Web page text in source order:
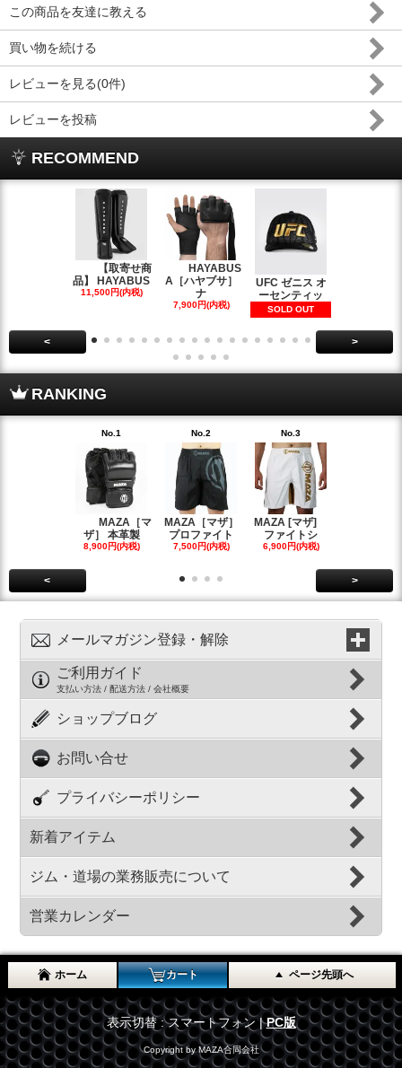
この商品を友達に教える
買い物を続ける
レビューを見る(0件)
レビューを投稿
RECOMMEND
【取寄せ商
品】 HAYABUS
11,500円(内税)
HAYABUS
A［ハヤブサ］
ナ
7,900円(内税)
UFC ゼニス オ
ーセンティッ
SOLD OUT
< >
RANKING
No.1
MAZA［マ
ザ］ 本革製
8,900円(内税)
No.2
MAZA［マザ］
プロファイト
7,500円(内税)
No.3
MAZA [マザ]
ファイトシ
6,900円(内税)
< >
メールマガジン登録・解除
ご利用ガイド
支払い方法 / 配送方法 / 会社概要
ショップブログ
お問い合せ
プライバシーポリシー
新着アイテム
ジム・道場の業務販売について
営業カレンダー
ホーム カート ページ先頭へ
表示切替 : スマートフォン |PC版
Copyright by MAZA合同会社